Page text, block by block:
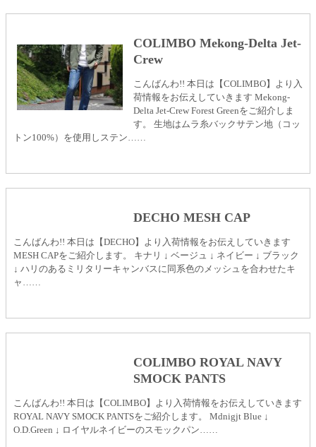
COLIMBO Mekong-Delta Jet-
Crew
こんばんわ!! 本日は【COLIMBO】より入
荷情報をお伝えしていきます Mekong-
Delta Jet-Crew Forest Greenをご紹介しま
す。 生地はムラ糸バックサテン地（コッ
トン100%）を使用しステン……
DECHO MESH CAP
こんばんわ!! 本日は【DECHO】より入荷情報をお伝えしていきます
MESH CAPをご紹介します。 キナリ ↓ ベージュ ↓ ネイビー ↓ ブラック
↓ ハリのあるミリタリーキャンバスに同系色のメッシュを合わせたキ
ャ……
COLIMBO ROYAL NAVY
SMOCK PANTS
こんばんわ!! 本日は【COLIMBO】より入荷情報をお伝えしていきます
ROYAL NAVY SMOCK PANTSをご紹介します。 Mdnigjt Blue ↓
O.D.Green ↓ ロイヤルネイビーのスモックパン……